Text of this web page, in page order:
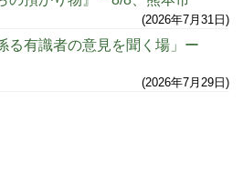
2026年7月31日
る有識者の意見を聞く場」ー
2026年7月29日